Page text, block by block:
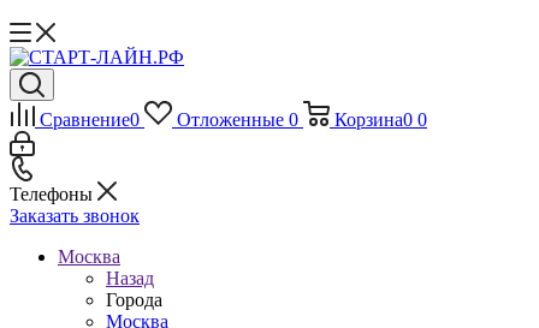
Сравнение0 Отложенные 0 Корзина0 0
Телефоны
Заказать звонок
Москва
Назад
Города
Москва